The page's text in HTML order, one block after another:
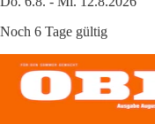
Noch 6 Tage gültig